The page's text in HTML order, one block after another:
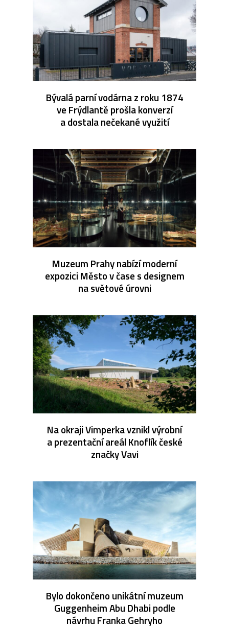
Bývalá parní vodárna z roku 1874
ve Frýdlantě prošla konverzí
a dostala nečekané využití
Muzeum Prahy nabízí moderní
expozici Město v čase s designem
na světové úrovni
Na okraji Vimperka vznikl výrobní
a prezentační areál Knoflík české
značky Vavi
Bylo dokončeno unikátní muzeum
Guggenheim Abu Dhabi podle
návrhu Franka Gehryho